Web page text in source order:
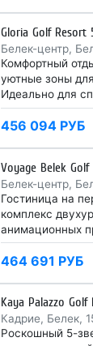
Gloria Golf Resort
Белек-центр,
Комфортный
уютные зоны
Идеально для
456 094 РУБ
Voyage Belek
Белек-центр,
Гостиница на
комплекс
анимационных
464 691 РУБ
Kaya Palazzo
Кадрие, Белек,
Роскошный 5-